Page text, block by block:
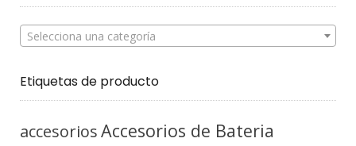
Selecciona una categoría
Etiquetas de producto
accesoriosAccesorios de Bateria